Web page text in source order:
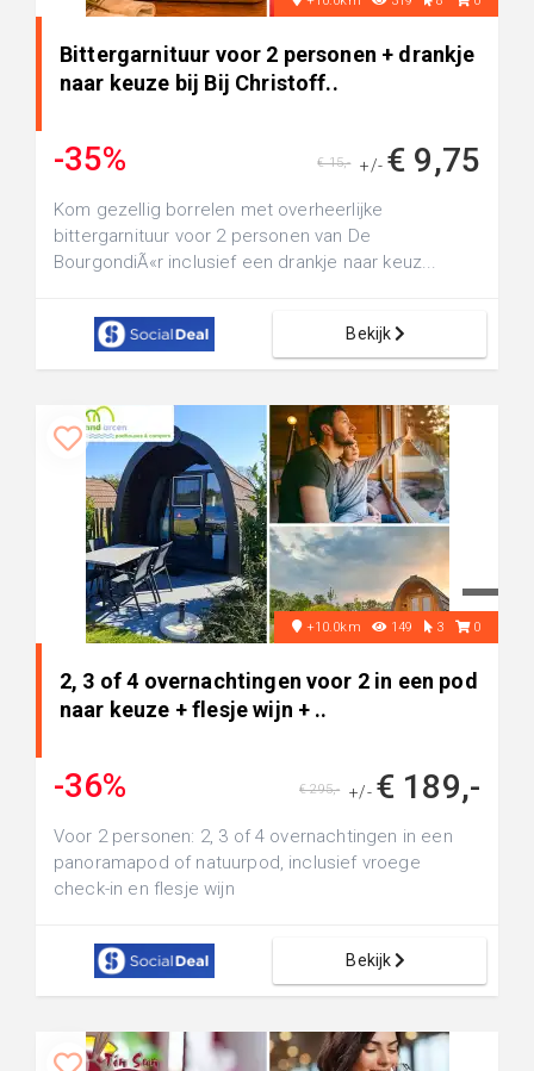
Bittergarnituur voor 2 personen + drankje
naar keuze bij Bij Christoff..
-35% +/- € 9,75
€ 15,-
Kom gezellig borrelen met overheerlijke
bittergarnituur voor 2 personen van De
BourgondiÃ«r inclusief een drankje naar keuz...
Bekijk
+10.0km 149 3 0
2, 3 of 4 overnachtingen voor 2 in een pod
naar keuze + flesje wijn + ..
-36% +/- € 189,-
€ 295,-
Voor 2 personen: 2, 3 of 4 overnachtingen in een
panoramapod of natuurpod, inclusief vroege
check-in en flesje wijn
Bekijk